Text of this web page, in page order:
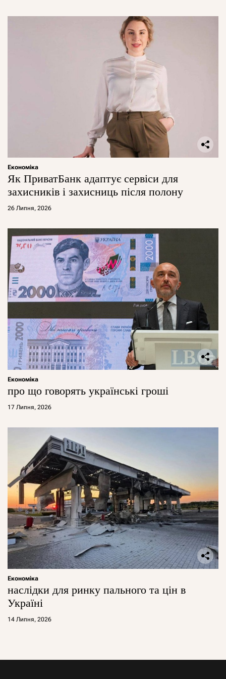
Економіка
Як ПриватБанк адаптує сервіси для
захисників і захисниць після полону
26 Липня, 2026
Економіка
про що говорять українські гроші
17 Липня, 2026
Економіка
наслідки для ринку пального та цін в
Україні
14 Липня, 2026